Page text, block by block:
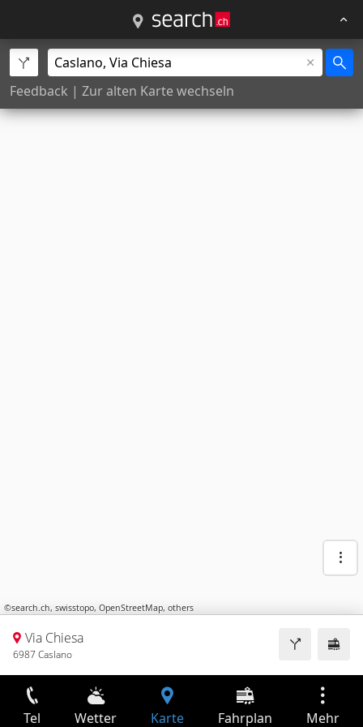
Feedback | Zur alten Karte wechseln
©search.ch, swisstopo, OpenStreetMap, others
Via Chiesa
6987 Caslano
Tel Wetter Karte Fahrplan Mehr